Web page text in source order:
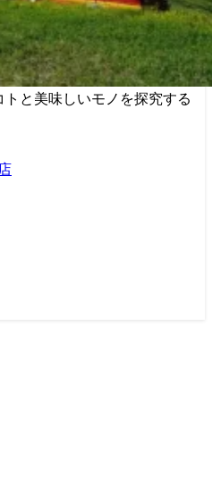
と美味しいモノを探究する